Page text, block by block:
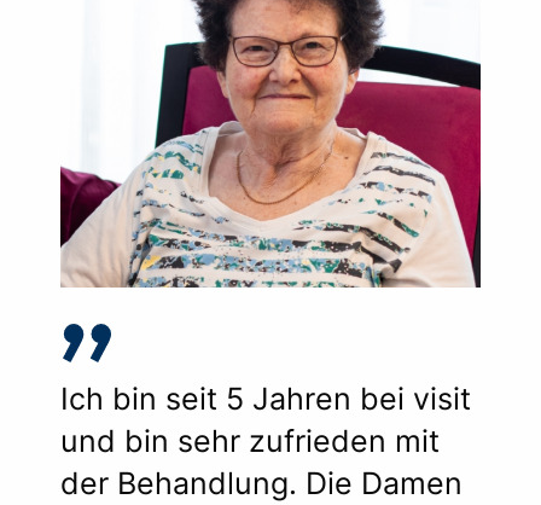
Ich bin seit 5 Jahren bei visit
und bin sehr zufrieden mit
der Behandlung. Die Damen